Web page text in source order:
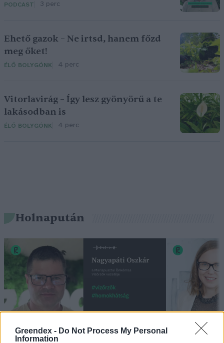
Greendex - Do Not Process My Personal
Information
PODCAST 3 perc
Ehető gazok – Ne irtsd, hanem főzd
meg őket!
ÉLŐ BOLYGÓNK 4 perc
Vitorlavirág – Így lesz gyönyörű a te
lakásodban is
ÉLŐ BOLYGÓNK 4 perc
Holnapután